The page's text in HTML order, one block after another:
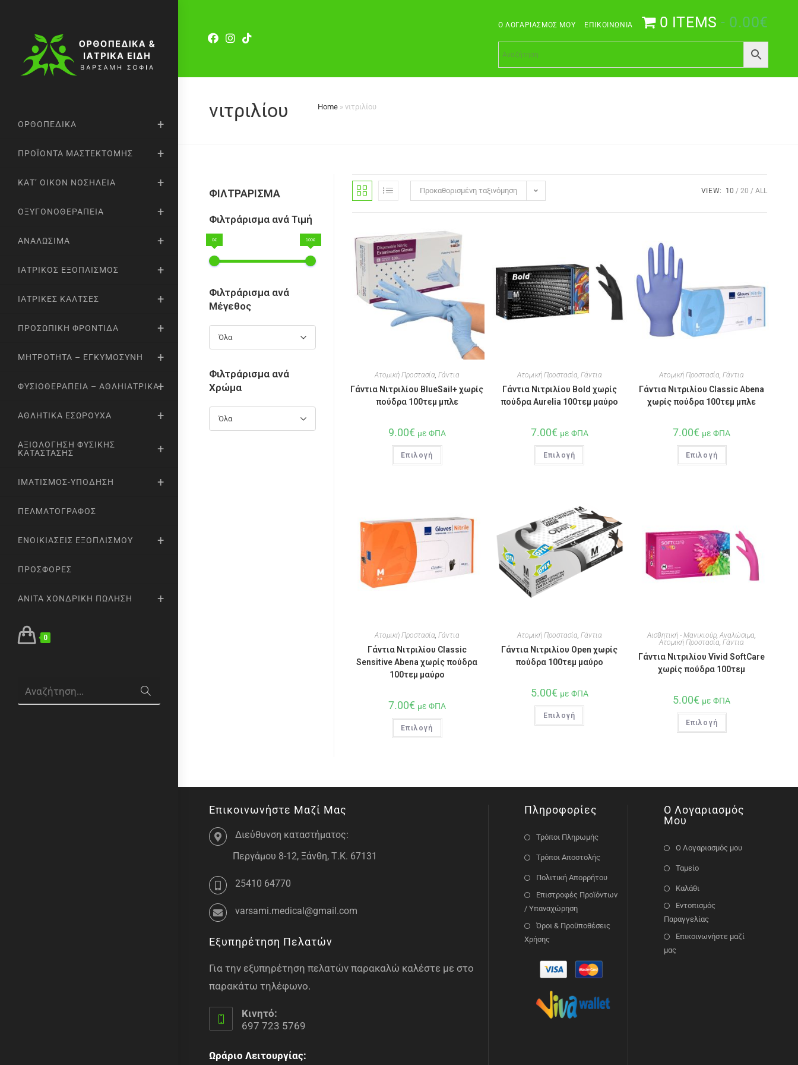
Ο ΛΟΓΑΡΙΑΣΜΌΣ ΜΟΥ ΕΠΙΚΟΙΝΩΝΊΑ 0 ITEMS 0.00€
ΟΡΘΟΠΕΔΙΚΆ
ΠΡΟΪΌΝΤΑ ΜΑΣΤΕΚΤΟΜΉΣ
ΚΑΤ’ ΟΊΚΟΝ ΝΟΣΗΛΕΊΑ
ΟΞΥΓΟΝΟΘΕΡΑΠΕΊΑ
ΑΝΑΛΏΣΙΜΑ
ΙΑΤΡΙΚΌΣ ΕΞΟΠΛΙΣΜΌΣ
ΙΑΤΡΙΚΈΣ ΚΆΛΤΣΕΣ
ΠΡΟΣΩΠΙΚΉ ΦΡΟΝΤΊΔΑ
ΜΗΤΡΌΤΗΤΑ – ΕΓΚΥΜΟΣΎΝΗ
ΦΥΣΙΟΘΕΡΑΠΕΊΑ – ΑΘΛΗΙΑΤΡΙΚΆ
ΑΘΛΗΤΙΚΆ ΕΣΏΡΟΥΧΑ
ΑΞΙΟΛΌΓΗΣΗ ΦΥΣΙΚΉΣ
ΚΑΤΆΣΤΑΣΗΣ
ΙΜΑΤΙΣΜΌΣ-ΥΠΌΔΗΣΗ
ΠΕΛΜΑΤΟΓΡΆΦΟΣ
ΕΝΟΙΚΙΆΣΕΙΣ ΕΞΟΠΛΙΣΜΟΎ
ΠΡΟΣΦΟΡΈΣ
ANITA ΧΟΝΔΡΙΚΉ ΠΏΛΗΣΗ
0
Αναζήτηση...
νιτριλίου Home »νιτριλίου
ΦΙΛΤΡΑΡΙΣΜΑ
Φιλτράρισμα ανά Τιμή
0€ 100€
Φιλτράρισμα ανά
Μέγεθος
Όλα
Φιλτράρισμα ανά
Χρώμα
Όλα
Προκαθορισμένη ταξινόμηση VIEW: 10 20 ALL
Ατομική Προστασία, Γάντια
Γάντια Νιτριλίου BlueSail+ χωρίς
πούδρα 100τεμ μπλε
9.00€ με ΦΠΑ
Επιλογή
Ατομική Προστασία, Γάντια
Γάντια Νιτριλίου Bold χωρίς
πούδρα Aurelia 100τεμ μαύρο
7.00€ με ΦΠΑ
Επιλογή
Ατομική Προστασία,Γάντια
Γάντια Νιτριλίου Classic Abena
χωρίς πούδρα 100τεμ μπλε
7.00€ με ΦΠΑ
Επιλογή
Ατομική Προστασία, Γάντια
Γάντια Νιτριλίου Classic
Sensitive Abena χωρίς πούδρα
100τεμ μαύρο
7.00€ με ΦΠΑ
Επιλογή
Ατομική Προστασία, Γάντια
Γάντια Νιτριλίου Open χωρίς
πούδρα 100τεμ μαύρο
5.00€ με ΦΠΑ
Επιλογή
Αισθητική - Μανικιούρ,Αναλώσιμα,
Ατομική Προστασία,Γάντια
Γάντια Νιτριλίου Vivid SoftCare
χωρίς πούδρα 100τεμ
5.00€ με ΦΠΑ
Επιλογή
Επικοινωνήστε Μαζί Μας
Διεύθυνση καταστήματος:
Περγάμου 8-12, Ξάνθη, Τ.Κ. 67131
25410 64770
varsami.medical@gmail.com
Εξυπηρέτηση Πελατών
Για την εξυπηρέτηση πελατών παρακαλώ καλέστε με στο
παρακάτω τηλέφωνο.
Κινητό:
697 723 5769
Ωράριο Λειτουργίας:
Πληροφορίες
Τρόποι Πληρωμής
Τρόποι Αποστολής
Πολιτική Απορρήτου
Επιστροφές Προϊόντων
/ Υπαναχώρηση
Όροι & Προϋποθέσεις
Χρήσης
Ο Λογαριασμός
Μου
Ο Λογαριασμός μου
Ταμείο
Καλάθι
Εντοπισμός
Παραγγελίας
Επικοινωνήστε μαζί
μας